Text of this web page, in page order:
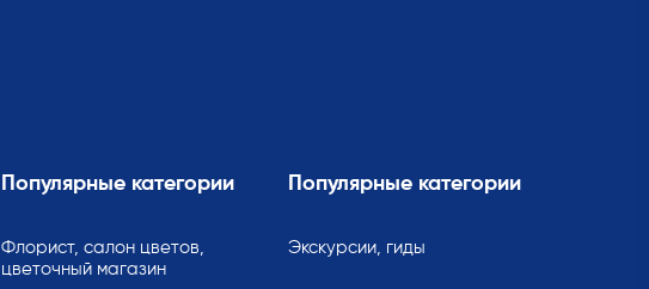
Популярные категории
Флорист, салон цветов,
цветочный магазин
Популярные категории
Экскурсии, гиды